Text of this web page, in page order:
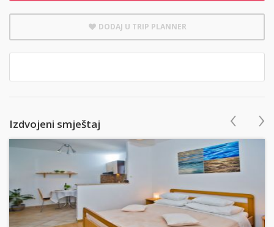
DODAJ U TRIP PLANNER
Izdvojeni smještaj ‹ ›